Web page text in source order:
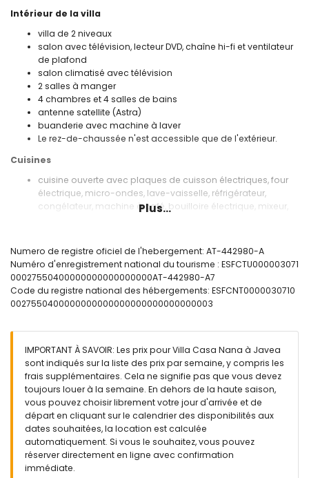
Intérieur de la villa
villa de 2 niveaux
salon avec télévision, lecteur DVD, chaîne hi-fi et ventilateur
de plafond
salon climatisé avec télévision
2 salles à manger
4 chambres et 4 salles de bains
antenne satellite (Astra)
buanderie avec machine à laver
Le rez-de-chaussée n'est accessible que de l'extérieur.
Cuisines
cuisine ouverte avec plaques de cuisson électriques, four
électrique, micro-ondes, lave-vaisselle, réfrigérateur,
congélateur, machine à café, bouilloire électrique, mixeur,
électrique, micro-ondes, lave-vaisselle, réfrigérateur-
congélateur, machine à café, bouilloire électrique, mixeur,
grille-pain et presse-agrumes
Chambres et salles de bains
chambre climatisée avec 2 lits simples, ventilateur et salle
de bains attenante
chambre climatisée avec 2 lits simples et ventilateur
salle de bains attenante avec lavabo simple, douche et
toilettes
3 salles de bains chacune avec lavabo simple, douche et
toilettes
Extérieur de la villa
grand terrain clôturé
Plus...
Numero de registre oficiel de l'hebergement: AT-442980-A
Numéro d'enregistrement national du tourisme : ESFCTU000003071
00027550400000000000000000AT-442980-A7
Code du registre national des hébergements: ESFCNT0000030710
0027550400000000000000000000000000003
IMPORTANT À SAVOIR: Les prix pour Villa Casa Nana à Javea
sont indiqués sur la liste des prix par semaine, y compris les
frais supplémentaires. Cela ne signifie pas que vous devez
toujours louer à la semaine. En dehors de la haute saison,
vous pouvez choisir librement votre jour d'arrivée et de
départ en cliquant sur le calendrier des disponibilités aux
dates souhaitées, la location est calculée
automatiquement. Si vous le souhaitez, vous pouvez
réserver directement en ligne avec confirmation
immédiate.